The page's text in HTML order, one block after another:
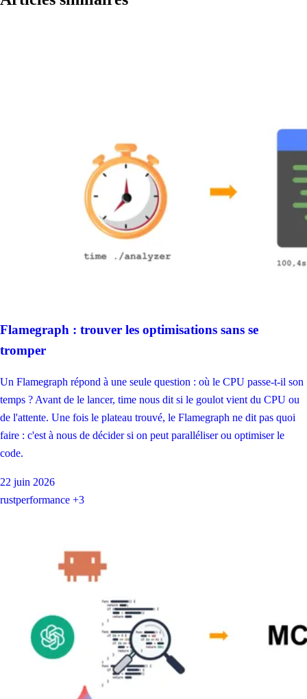
Flamegraph : trouver les optimisations sans se
tromper
Un Flamegraph répond à une seule question : où le CPU passe-t-il son
temps ? Avant de le lancer, time nous dit si le goulot vient du CPU ou
de l'attente. Une fois le plateau trouvé, le Flamegraph ne dit pas quoi
faire : c'est à nous de décider si on peut paralléliser ou optimiser le
code.
22 juin 2026
rustperformance +3